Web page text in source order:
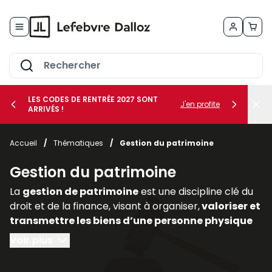
le sous-menu Vos métiers
le sous-menu Vos besoins
LES CODES DE RENTRÉE 2027 SONT
ARRIVÉS !
J'en profite
Accueil / Thématiques / Gestion du patrimoine
Gestion du patrimoine
La gestion de patrimoineest une discipline clé du
droit et de la finance, visant à organiser,valoriser et
transmettre les biens d’une personne physique
ou morale. Elle englobe des
fiscales, financières et immobilières,